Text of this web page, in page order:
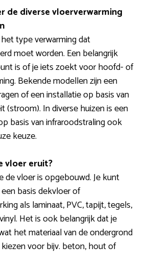
de diverse vloerverwarming
type verwarming dat
moet worden. Een belangrijk
is of je iets zoekt voor hoofd- of
Bekende modellen zijn een
of een installatie op basis van
(stroom). In diverse huizen is een
basis van infraroodstraling ook
keuze.
vloer eruit?
de vloer is opgebouwd. Je kunt
basis dekvloer of
als laminaat, PVC, tapijt, tegels,
Het is ook belangrijk dat je
het materiaal van de ondergrond
kiezen voor bijv. beton, hout of